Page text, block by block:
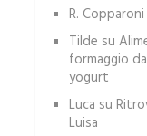
R. Copparoni
Tilde su
formaggio
yogurt
Luca su
Luisa